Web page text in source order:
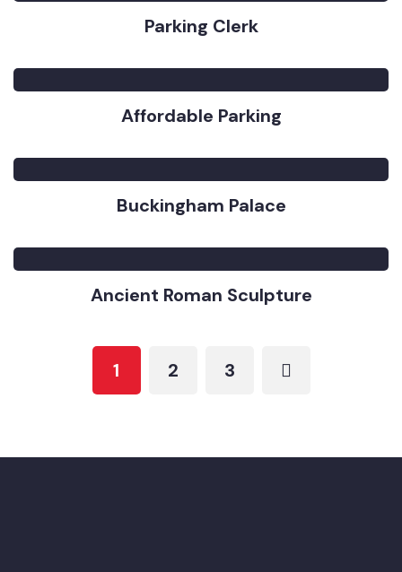
Parking Clerk
Affordable Parking
Buckingham Palace
Ancient Roman Sculpture
1 2 3